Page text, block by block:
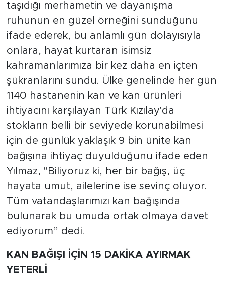
taşıdığı merhametin ve dayanışma
ruhunun en güzel örneğini sunduğunu
ifade ederek, bu anlamlı gün dolayısıyla
onlara, hayat kurtaran isimsiz
kahramanlarımıza bir kez daha en içten
şükranlarını sundu. Ülke genelinde her gün
1140 hastanenin kan ve kan ürünleri
ihtiyacını karşılayan Türk Kızılay'da
stokların belli bir seviyede korunabilmesi
için de günlük yaklaşık 9 bin ünite kan
bağışına ihtiyaç duyulduğunu ifade eden
Yılmaz, "Biliyoruz ki, her bir bağış, üç
hayata umut, ailelerine ise sevinç oluyor.
Tüm vatandaşlarımızı kan bağışında
bulunarak bu umuda ortak olmaya davet
ediyorum” dedi.
KAN BAĞIŞI İÇİN 15 DAKİKA AYIRMAK
YETERLİ